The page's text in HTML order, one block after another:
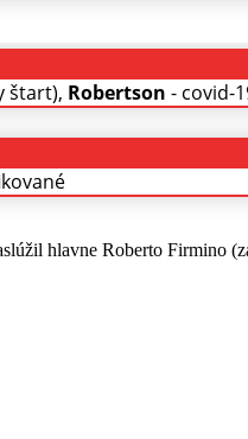
štart), Robertson - covid-
hlavne Roberto Firmino